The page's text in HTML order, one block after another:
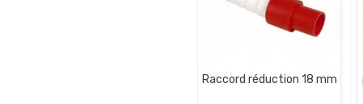
Raccord réduction 18 mm